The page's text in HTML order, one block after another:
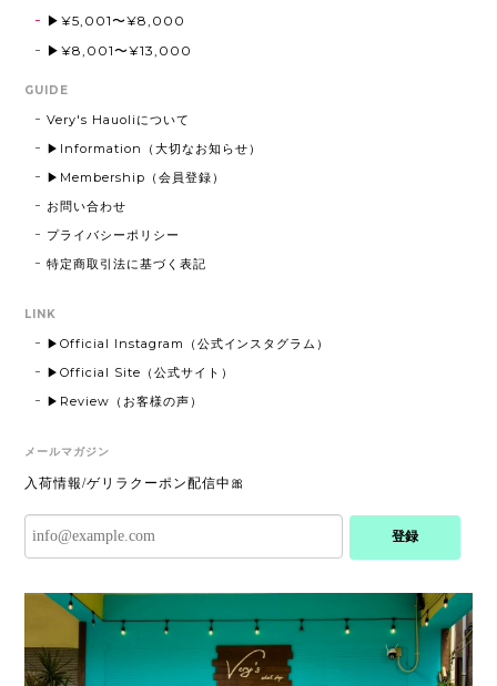
シルバー,21号
2025/08/22
シルバー
2025/08/22
気に入りました！
2025/08/22
実物もすごく可愛かったです！
シルバー
Plate Initial Necklace 【チェーン付き・40-65cm】【Very's Jewelry】
シルバー,S
2025/07/08
▶¥5,001〜¥8,000
▶¥8,001〜¥13,000
GUIDE
Very's Hauoliについて
▶Information（大切なお知らせ）
▶Membership（会員登録）
お問い合わせ
プライバシーポリシー
特定商取引法に基づく表記
LINK
▶Official Instagram（公式インスタグラム）
▶Official Site（公式サイト）
▶Review（お客様の声）
メールマガジン
入荷情報/ゲリラクーポン配信中🎀
登録